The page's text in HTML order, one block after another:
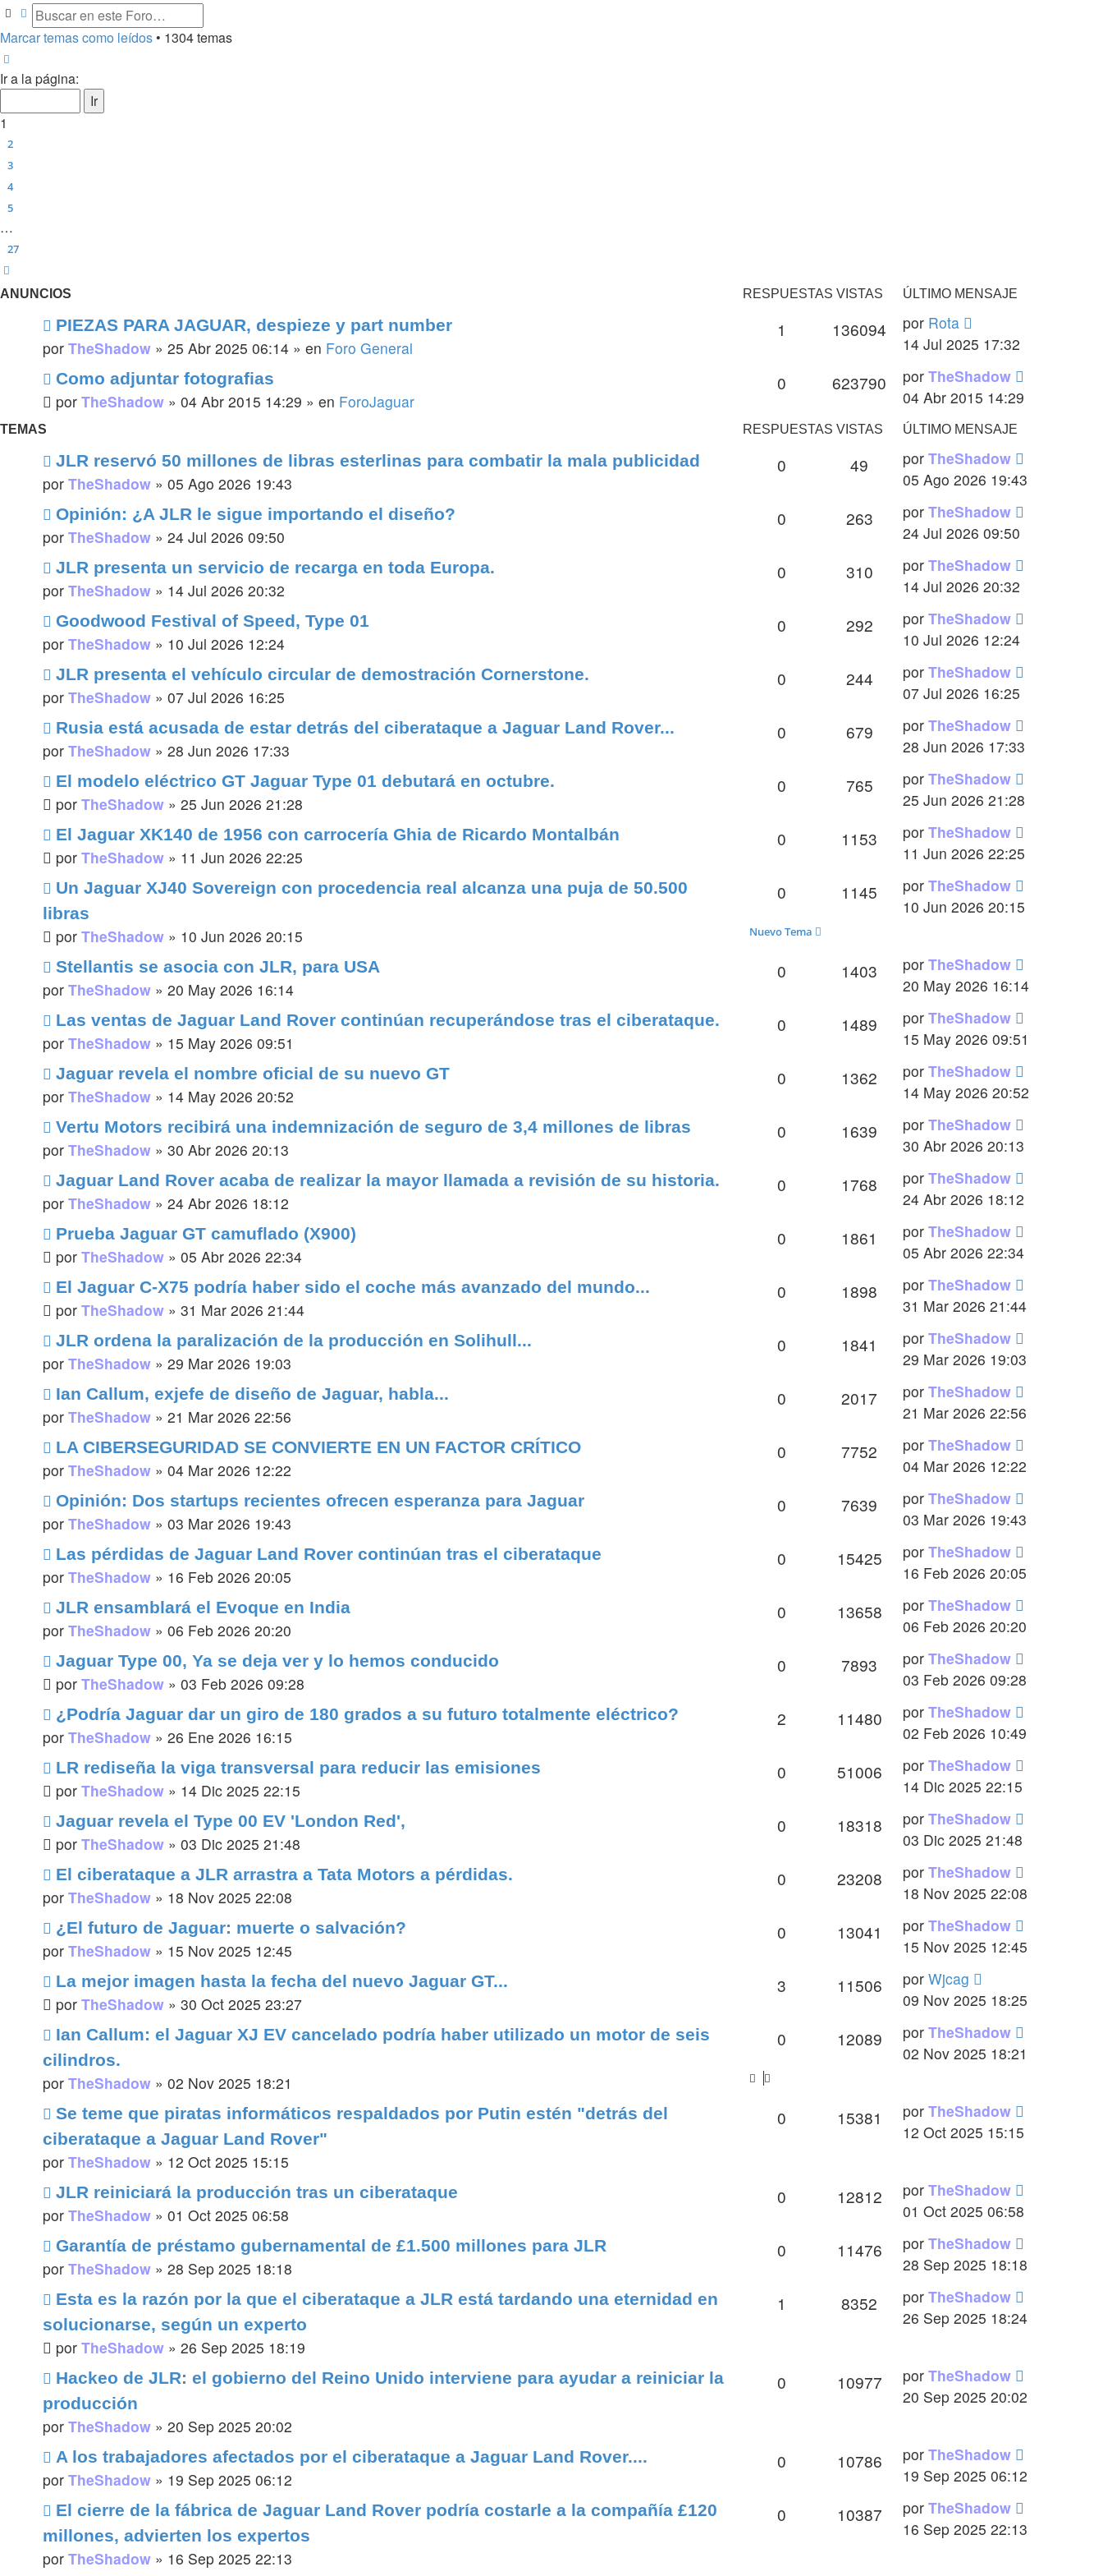
BuscarBúsqueda avanzada
Marcar temas como leídos • 1304 temas
Ir a la página:
1
2
3
4
5
…
27
ANUNCIOS RESPUESTAS VISTAS ÚLTIMO MENSAJE
PIEZAS PARA JAGUAR, despieze y part number
por TheShadow » 25 Abr 2025 06:14 » en Foro General
1 Respuestas
136094 Vistas
Último
mensaje
por Rota
14 Jul 2025 17:32
Como adjuntar fotografias
por TheShadow » 04 Abr 2015 14:29 » en ForoJaguar
0Respuestas
623790 Vistas
Último
mensaje
por TheShadow
04 Abr 2015 14:29
TEMAS RESPUESTAS VISTAS ÚLTIMO MENSAJE
JLR reservó 50 millones de libras esterlinas para combatir la mala publicidad
por TheShadow » 05 Ago 2026 19:43
0Respuestas
49 VistasÚltimo
mensaje
por TheShadow
05 Ago 2026 19:43
Opinión: ¿A JLR le sigue importando el diseño?
por TheShadow » 24 Jul 2026 09:50
0Respuestas
263VistasÚltimo
mensaje
por TheShadow
24 Jul 2026 09:50
JLR presenta un servicio de recarga en toda Europa.
por TheShadow » 14 Jul 2026 20:32
0Respuestas
310VistasÚltimo
mensaje
por TheShadow
14 Jul 2026 20:32
Goodwood Festival of Speed, Type 01
por TheShadow » 10 Jul 2026 12:24
0Respuestas
292VistasÚltimo
mensaje
por TheShadow
10 Jul 2026 12:24
JLR presenta el vehículo circular de demostración Cornerstone.
por TheShadow » 07 Jul 2026 16:25
0Respuestas
244VistasÚltimo
mensaje
por TheShadow
07 Jul 2026 16:25
Rusia está acusada de estar detrás del ciberataque a Jaguar Land Rover...
por TheShadow » 28 Jun 2026 17:33
0Respuestas
679VistasÚltimo
mensaje
por TheShadow
28 Jun 2026 17:33
El modelo eléctrico GT Jaguar Type 01 debutará en octubre.
por TheShadow » 25 Jun 2026 21:28
0Respuestas
765VistasÚltimo
mensaje
por TheShadow
25 Jun 2026 21:28
El Jaguar XK140 de 1956 con carrocería Ghia de Ricardo Montalbán
por TheShadow » 11 Jun 2026 22:25
0Respuestas
1153 VistasÚltimo
mensaje
por TheShadow
11 Jun 2026 22:25
Un Jaguar XJ40 Sovereign con procedencia real alcanza una puja de 50.500
libras
por TheShadow » 10 Jun 2026 20:15
0Respuestas
1145 VistasÚltimo
mensaje
por TheShadow
10 Jun 2026 20:15
Stellantis se asocia con JLR, para USA
por TheShadow » 20 May 2026 16:14
0Respuestas
1403 VistasÚltimo
mensaje
por TheShadow
20 May 2026 16:14
Las ventas de Jaguar Land Rover continúan recuperándose tras el ciberataque.
por TheShadow » 15 May 2026 09:51
0Respuestas
1489 VistasÚltimo
mensaje
por TheShadow
15 May 2026 09:51
Jaguar revela el nombre oficial de su nuevo GT
por TheShadow » 14 May 2026 20:52
0Respuestas
1362 VistasÚltimo
mensaje
por TheShadow
14 May 2026 20:52
Vertu Motors recibirá una indemnización de seguro de 3,4 millones de libras
por TheShadow » 30 Abr 2026 20:13
0Respuestas
1639 VistasÚltimo
mensaje
por TheShadow
30 Abr 2026 20:13
Jaguar Land Rover acaba de realizar la mayor llamada a revisión de su historia.
por TheShadow » 24 Abr 2026 18:12
0Respuestas
1768 VistasÚltimo
mensaje
por TheShadow
24 Abr 2026 18:12
Prueba Jaguar GT camuflado (X900)
por TheShadow » 05 Abr 2026 22:34
0Respuestas
1861 VistasÚltimo
mensaje
por TheShadow
05 Abr 2026 22:34
El Jaguar C-X75 podría haber sido el coche más avanzado del mundo...
por TheShadow » 31 Mar 2026 21:44
0Respuestas
1898 VistasÚltimo
mensaje
por TheShadow
31 Mar 2026 21:44
JLR ordena la paralización de la producción en Solihull...
por TheShadow » 29 Mar 2026 19:03
0Respuestas
1841 VistasÚltimo
mensaje
por TheShadow
29 Mar 2026 19:03
Ian Callum, exjefe de diseño de Jaguar, habla...
por TheShadow » 21 Mar 2026 22:56
0Respuestas
2017 VistasÚltimo
mensaje
por TheShadow
21 Mar 2026 22:56
LA CIBERSEGURIDAD SE CONVIERTE EN UN FACTOR CRÍTICO
por TheShadow » 04 Mar 2026 12:22
0Respuestas
7752 VistasÚltimo
mensaje
por TheShadow
04 Mar 2026 12:22
Opinión: Dos startups recientes ofrecen esperanza para Jaguar
por TheShadow » 03 Mar 2026 19:43
0Respuestas
7639 VistasÚltimo
mensaje
por TheShadow
03 Mar 2026 19:43
Las pérdidas de Jaguar Land Rover continúan tras el ciberataque
por TheShadow » 16 Feb 2026 20:05
0Respuestas
15425VistasÚltimo
mensaje
por TheShadow
16 Feb 2026 20:05
JLR ensamblará el Evoque en India
por TheShadow » 06 Feb 2026 20:20
0Respuestas
13658VistasÚltimo
mensaje
por TheShadow
06 Feb 2026 20:20
Jaguar Type 00, Ya se deja ver y lo hemos conducido
por TheShadow » 03 Feb 2026 09:28
0Respuestas
7893 VistasÚltimo
mensaje
por TheShadow
03 Feb 2026 09:28
¿Podría Jaguar dar un giro de 180 grados a su futuro totalmente eléctrico?
por TheShadow » 26 Ene 2026 16:15
2Respuestas
11480VistasÚltimo
mensaje
por TheShadow
02 Feb 2026 10:49
LR rediseña la viga transversal para reducir las emisiones
por TheShadow » 14 Dic 2025 22:15
0Respuestas
51006VistasÚltimo
mensaje
por TheShadow
14 Dic 2025 22:15
Jaguar revela el Type 00 EV 'London Red',
por TheShadow » 03 Dic 2025 21:48
0Respuestas
18318VistasÚltimo
mensaje
por TheShadow
03 Dic 2025 21:48
El ciberataque a JLR arrastra a Tata Motors a pérdidas.
por TheShadow » 18 Nov 2025 22:08
0Respuestas
23208VistasÚltimo
mensaje
por TheShadow
18 Nov 2025 22:08
¿El futuro de Jaguar: muerte o salvación?
por TheShadow » 15 Nov 2025 12:45
0Respuestas
13041 Vistas
Último
mensaje
por TheShadow
15 Nov 2025 12:45
La mejor imagen hasta la fecha del nuevo Jaguar GT...
por TheShadow » 30 Oct 2025 23:27
3Respuestas
11506VistasÚltimo
mensaje
por Wjcag
09 Nov 2025 18:25
Ian Callum: el Jaguar XJ EV cancelado podría haber utilizado un motor de seis
cilindros.
por TheShadow » 02 Nov 2025 18:21
0Respuestas
12089VistasÚltimo
mensaje
por TheShadow
02 Nov 2025 18:21
Se teme que piratas informáticos respaldados por Putin estén "detrás del
ciberataque a Jaguar Land Rover"
por TheShadow » 12 Oct 2025 15:15
0Respuestas
15381 Vistas
Último
mensaje
por TheShadow
12 Oct 2025 15:15
JLR reiniciará la producción tras un ciberataque
por TheShadow » 01 Oct 2025 06:58
0Respuestas
12812VistasÚltimo
mensaje
por TheShadow
01 Oct 2025 06:58
Garantía de préstamo gubernamental de £1.500 millones para JLR
por TheShadow » 28 Sep 2025 18:18
0Respuestas
11476VistasÚltimo
mensaje
por TheShadow
28 Sep 2025 18:18
Esta es la razón por la que el ciberataque a JLR está tardando una eternidad en
solucionarse, según un experto
por TheShadow » 26 Sep 2025 18:19
1 Respuestas
8352 VistasÚltimo
mensaje
por TheShadow
26 Sep 2025 18:24
Hackeo de JLR: el gobierno del Reino Unido interviene para ayudar a reiniciar la
producción
por TheShadow » 20 Sep 2025 20:02
0Respuestas
10977VistasÚltimo
mensaje
por TheShadow
20 Sep 2025 20:02
A los trabajadores afectados por el ciberataque a Jaguar Land Rover....
por TheShadow » 19 Sep 2025 06:12
0Respuestas
10786VistasÚltimo
mensaje
por TheShadow
19 Sep 2025 06:12
El cierre de la fábrica de Jaguar Land Rover podría costarle a la compañía £120
millones, advierten los expertos
por TheShadow » 16 Sep 2025 22:13
0Respuestas
10387VistasÚltimo
mensaje
por TheShadow
16 Sep 2025 22:13
Nuevo Tema